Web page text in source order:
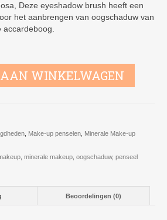
Deze eyeshadow brush heeft een
het aanbrengen van oogschaduw van
AAN WINKELWAGEN
Make-up penselen Minerale Make-up
minerale makeup oogschaduw, penseel
Beoordelingen (0)